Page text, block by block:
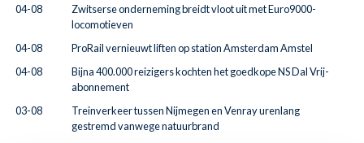
04-08
Zwitserse onderneming breidt vloot uit met Euro9000-
locomotieven
04-08
ProRail vernieuwt liften op station Amsterdam Amstel
04-08
Bijna 400.000 reizigers kochten het goedkope NS Dal Vrij-
abonnement
03-08
Treinverkeer tussen Nijmegen en Venray urenlang
gestremd vanwege natuurbrand